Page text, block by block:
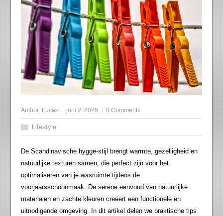
Author: Lucas juni 2, 2026 0 Comments
Lifestyle
De Scandinavische hygge-stijl brengt warmte, gezelligheid en
natuurlijke texturen samen, die perfect zijn voor het
optimaliseren van je wasruimte tijdens de
voorjaarsschoonmaak. De serene eenvoud van natuurlijke
materialen en zachte kleuren creëert een functionele en
uitnodigende omgeving. In dit artikel delen we praktische tips